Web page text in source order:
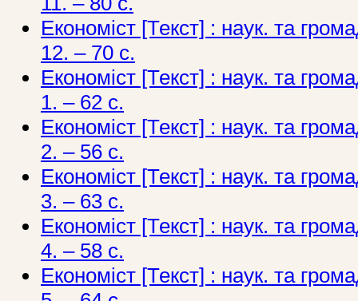
Економіст [Текст] : наук. та
12. – 70 с.
Економіст [Текст] : наук. та
1. – 62 с.
Економіст [Текст] : наук. та
2. – 56 с.
Економіст [Текст] : наук. та
3. – 63 с.
Економіст [Текст] : наук. та
4. – 58 с.
Економіст [Текст] : наук. та